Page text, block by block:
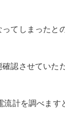
てしまったと
認させていた
計を調べます